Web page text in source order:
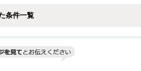
条件一覧